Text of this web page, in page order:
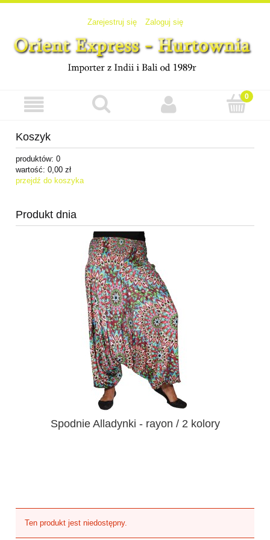
Zarejestruj się Zaloguj się
Koszyk
produktów: 0
wartość: 0,00 zł
przejdź do koszyka
Produkt dnia
Spodnie Alladynki - rayon / 2 kolory
Ten produkt jest niedostępny.